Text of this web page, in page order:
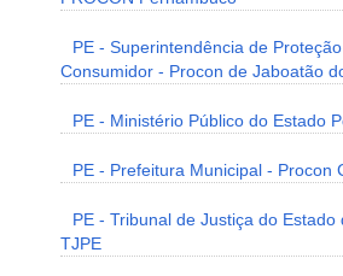
PE - Superintendência de
Consumidor - Procon de Jaboatão
PE - Ministério Público do Estado
PE - Prefeitura Municipal - Procon
PE - Tribunal de Justiça do Estado
TJPE